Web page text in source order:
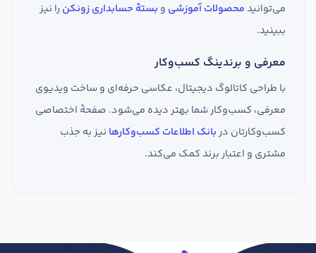
می‌توانیدمحصولات آموزشی و بستهٔ حسابداری زونکنرا نیز
ببینید.
معرفی و برندینگ کسب‌وکار
با طراحی کاتالوگ دیجیتال، عکاسی حرفه‌ای و ساخت ویدیوی
معرفی، کسب‌وکار شما بهتر دیده می‌شود. صفحهٔ اختصاصی
کسب‌وکارتان دربانک اطلاعات کسب‌وکارها نیز به جذب
مشتری و اعتبار برند کمک می‌کند.